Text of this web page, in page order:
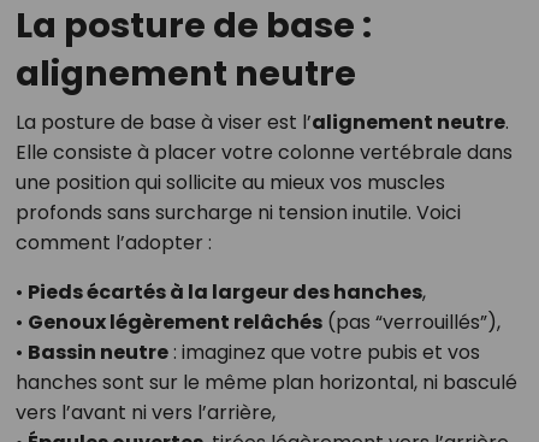
La posture de base :
alignement neutre
La posture de base à viser est l’alignement neutre.
Elle consiste à placer votre colonne vertébrale dans
une position qui sollicite au mieux vos muscles
profonds sans surcharge ni tension inutile. Voici
comment l’adopter :
• Pieds écartés à la largeur des hanches,
• Genoux légèrement relâchés(pas “verrouillés”),
• Bassin neutre: imaginez que votre pubis et vos
hanches sont sur le même plan horizontal, ni basculé
vers l’avant ni vers l’arrière,